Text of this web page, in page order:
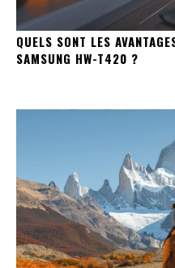
QUELS SONT LES
SAMSUNG HW-T420 ?